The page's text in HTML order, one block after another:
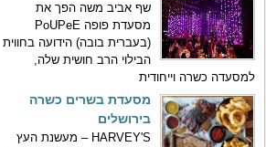
שף אביב משה הפך את
מסעדת פופה PoUPeE
(בעברית בובה) הידועה בחווית
הבילוי הרב חושית שלה,
למסעדה כשרה וייחודית
מסעדת בשרים כשרה
בירושלים
HARVEY'S – מעשנת העץ